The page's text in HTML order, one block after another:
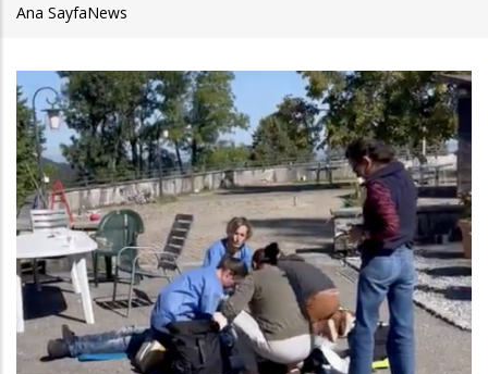
Sayfa
yolu
Ana SayfaNews
Görsel